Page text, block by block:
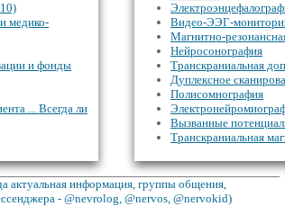
медико-
и фонды
... Всегда ли
Видео-ЭЭГ-
Магнитно-
Нейросонография
Транскраниальная
Дуплексное
Полисомнография
Вызванные
Транскраниальная
обследовании
Инструментальная
актуальная информация, группы общения,
- @nevrolog, @nervos, @nervokid)